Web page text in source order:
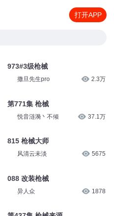
打开APP
973#3级枪械
撒旦先生pro 2.3万
第771集 枪械
悦音涟漪丶不倾 37.1万
815 枪械大师
风清云未淡 5675
088 改装枪械
异人众 1878